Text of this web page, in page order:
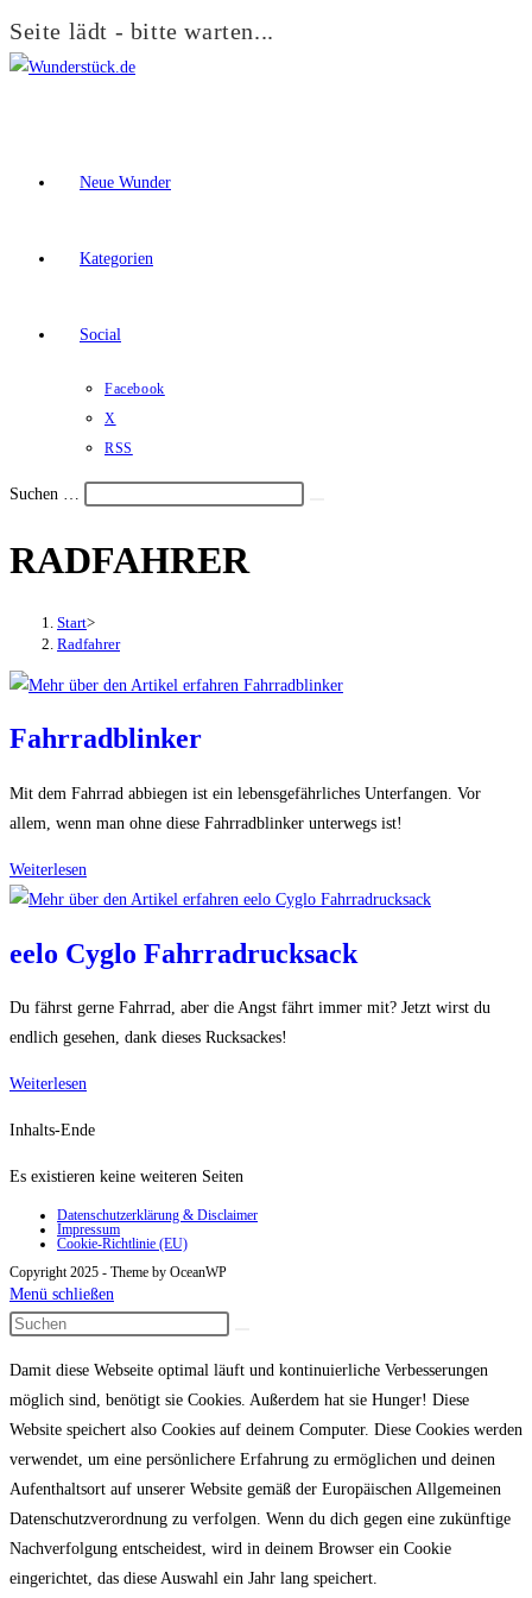
Seite lädt - bitte warten...
Zum
Neue Wunder
Kategorien
Social
Facebook
X
RSS
Suchen …
den
das
aus-
einzuklappen
RADFAHRER
Start>
Radfahrer
Fahrradblinker
Mit dem Fahrrad abbiegen ist ein lebensgefährliches Unterfangen. Vor
allem, wenn man ohne diese Fahrradblinker unterwegs ist!
Weiterlesen
eelo Cyglo Fahrradrucksack
Du fährst gerne Fahrrad, aber die Angst fährt immer mit? Jetzt wirst du
endlich gesehen, dank dieses Rucksackes!
Weiterlesen
Inhalts-Ende
Es existieren keine weiteren Seiten
Datenschutzerklärung & Disclaimer
Impressum
Cookie-Richtlinie (EU)
Copyright 2025 - Theme by OceanWP
Menü schließen
Damit diese Webseite optimal läuft und kontinuierliche Verbesserungen
möglich sind, benötigt sie Cookies. Außerdem hat sie Hunger! Diese
Website speichert also Cookies auf deinem Computer. Diese Cookies werden
verwendet, um eine persönlichere Erfahrung zu ermöglichen und deinen
Aufenthaltsort auf unserer Website gemäß der Europäischen Allgemeinen
Datenschutzverordnung zu verfolgen. Wenn du dich gegen eine zukünftige
Nachverfolgung entscheidest, wird in deinem Browser ein Cookie
eingerichtet, das diese Auswahl ein Jahr lang speichert.